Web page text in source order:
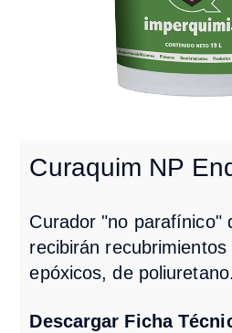
Curaquim NP
Curador "no parafínico"
recibirán
epóxicos, de poliuretano.
Descargar Ficha